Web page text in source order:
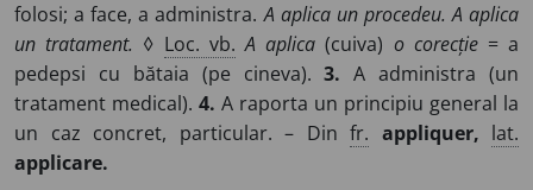
folosi; a face, a administra.A aplica un procedeu. A aplica
un tratament. ◊ Loc. vb. A aplica (cuiva) o corecție= a
pedepsi cu bătaia (pe cineva).3. A administra (un
tratament medical). 4. A raporta un principiu general la
un caz concret, particular. – Din fr. appliquer, lat.
applicare.